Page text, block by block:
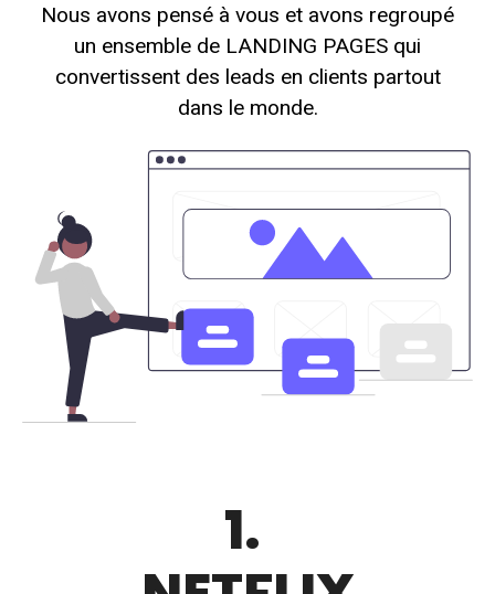
Nous avons pensé à vous et avons regroupé
un ensemble de LANDING PAGES qui
convertissent des leads en clients partout
dans le monde.
1.